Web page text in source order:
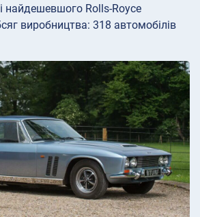
найдешевшого Rolls-Royce
виробництва: 318 автомобілів